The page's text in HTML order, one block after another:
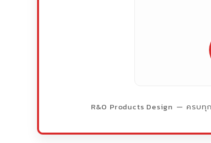
R&O Products Design — ครบทุก